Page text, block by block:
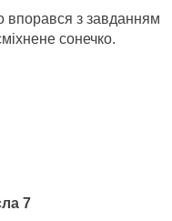
впорався з завданням
сонечко.
7